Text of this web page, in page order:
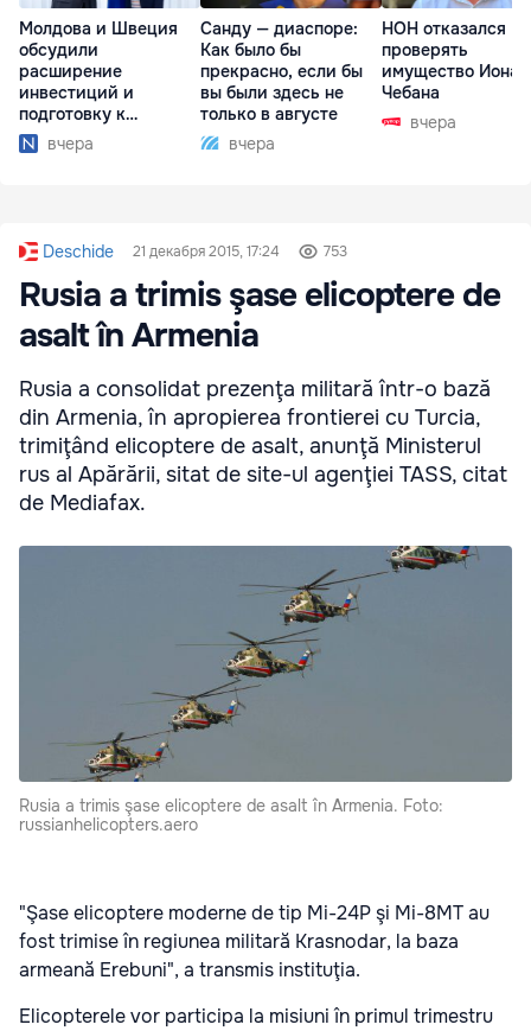
Молдова и Швеция
обсудили
расширение
инвестиций и
подготовку к
отопительному
сезону
вчера
Санду — диаспоре:
Как было бы
прекрасно, если бы
вы были здесь не
только в августе
вчера
НОН отказался
проверять
имущество Иона
Чебана
вчера
Deschide 21 декабря 2015, 17:24 753
Rusia a trimis şase elicoptere de
asalt în Armenia
Rusia a consolidat prezenţa militară într-o bază
din Armenia, în apropierea frontierei cu Turcia,
trimiţând elicoptere de asalt, anunţă Ministerul
rus al Apărării, sitat de site-ul agenţiei TASS, citat
de Mediafax.
Rusia a trimis şase elicoptere de asalt în Armenia. Foto:
russianhelicopters.aero
"Şase elicoptere moderne de tip Mi-24P şi Mi-8MT au
fost trimise în regiunea militară Krasnodar, la baza
armeană Erebuni", a transmis instituţia.
Elicopterele vor participa la misiuni în primul trimestru